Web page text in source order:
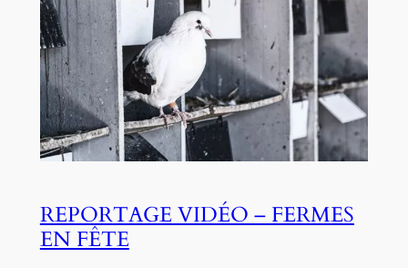
REPORTAGE VIDÉO – FERMES
EN FÊTE